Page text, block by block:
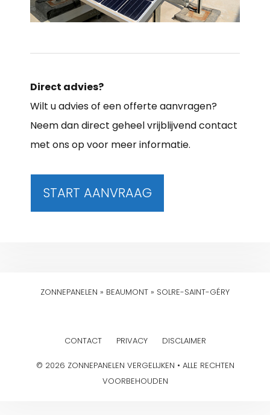
Direct advies?
Wilt u advies of een offerte aanvragen?
Neem dan direct geheel vrijblijvend contact
met ons op voor meer informatie.
START AANVRAAG
ZONNEPANELEN » BEAUMONT » SOLRE-SAINT-GÉRY
CONTACT PRIVACY DISCLAIMER
© 2026 ZONNEPANELEN VERGELIJKEN • ALLE RECHTEN
VOORBEHOUDEN